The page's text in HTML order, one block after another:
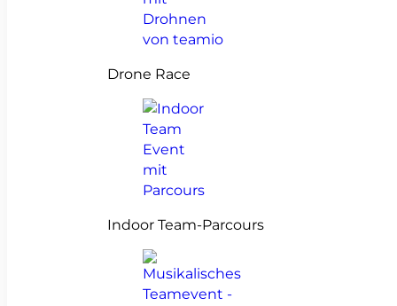
Drone Race
Indoor Team-Parcours